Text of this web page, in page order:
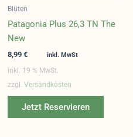
Blüten
Patagonia Plus 26,3 TN The
New
8,99 € inkl. MwSt
inkl. 19 % MwSt.
zzgl. Versandkosten
Jetzt Reservieren